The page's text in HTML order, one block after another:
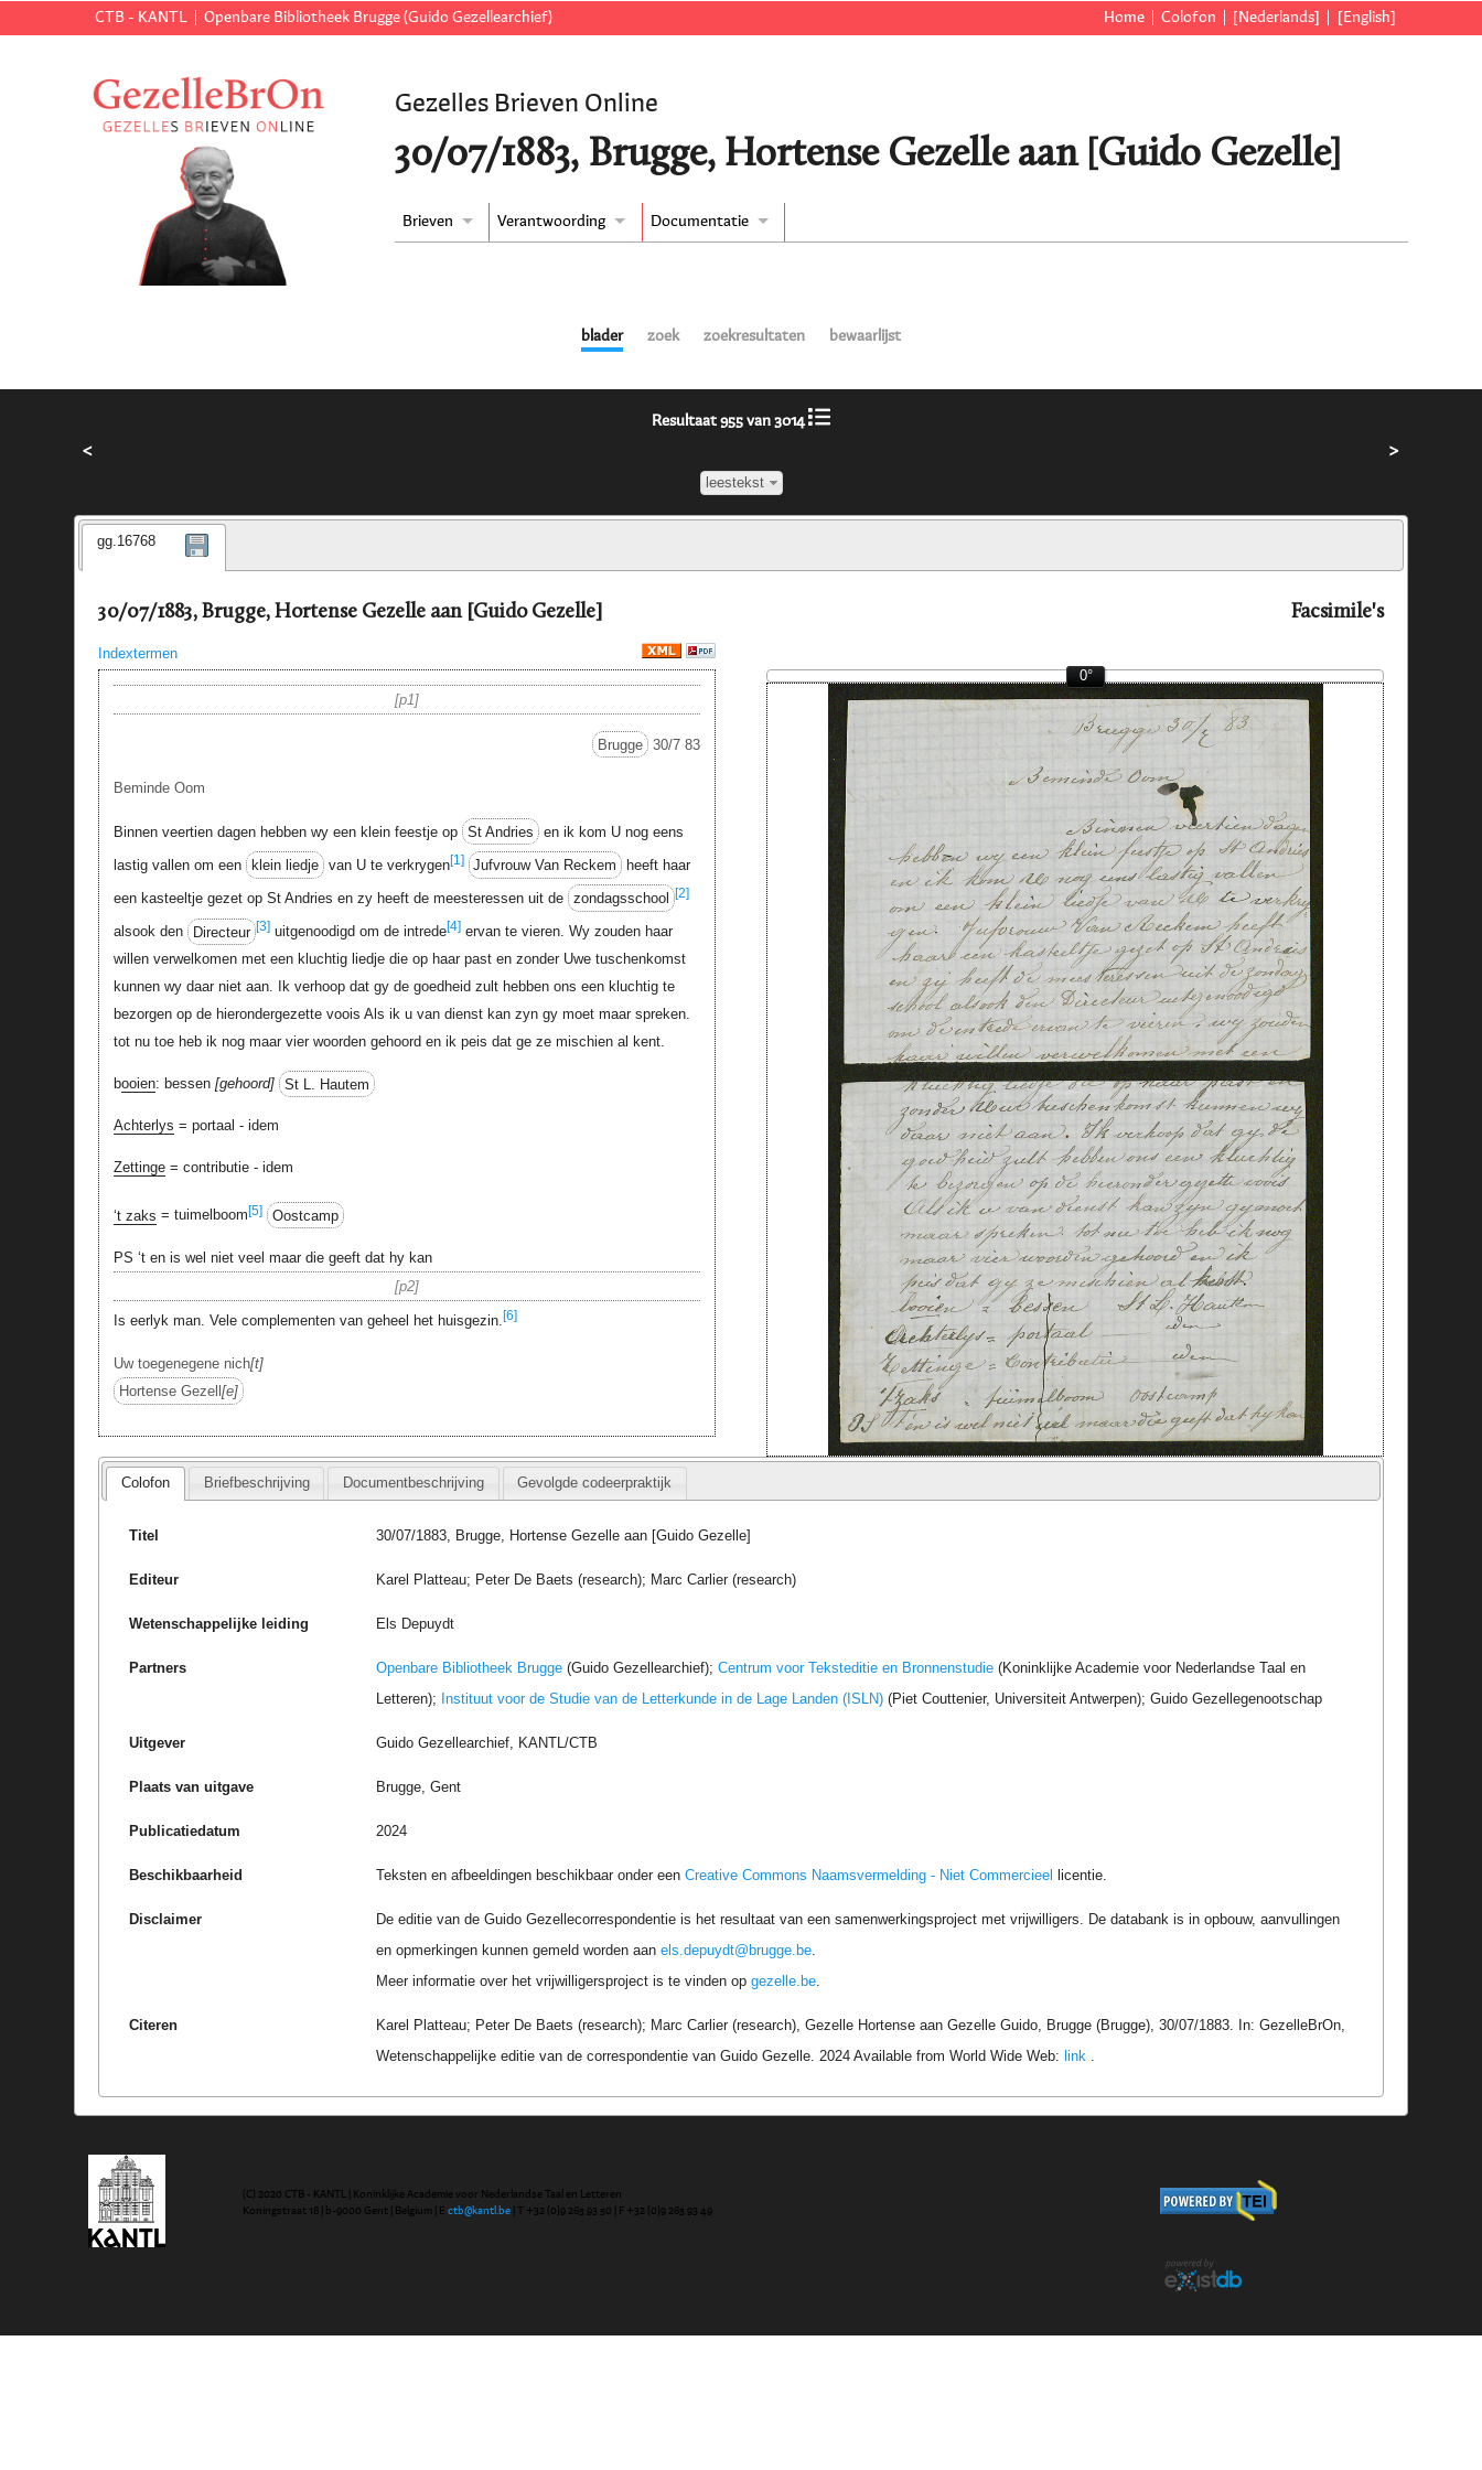
CTB - KANTL Openbare Bibliotheek Brugge (Guido Gezellearchief) Home Colofon [Nederlands] [English]
Gezelles Brieven Online
30/07/1883, Brugge, Hortense Gezelle aan [Guido Gezelle]
Brieven Verantwoording Documentatie
blader zoek zoekresultaten bewaarlijst
<
Resultaat 955 van 3014
leestekst
>
gg.16768
30/07/1883, Brugge, Hortense Gezelle aan [Guido Gezelle]
Indextermen
Facsimile's
p1
Brugge 30/7 83
Beminde Oom
Binnen veertien dagen hebben wy een klein feestje op St Andries en ik kom U nog eens
lastig vallen om een klein liedje van U te verkrygen[1] Jufvrouw Van Reckem heeft haar
een kasteeltje gezet op St Andries en zy heeft de meesteressen uit de zondagsschool [2]
alsook den Directeur [3]uitgenoodigd om de intrede[4]ervan te vieren. Wy zouden haar
willen verwelkomen met een kluchtig liedje die op haar past en zonder Uwe tuschenkomst
kunnen wy daar niet aan. Ik verhoop dat gy de goedheid zult hebben ons een kluchtig te
bezorgen op de hierondergezette voois Als ik u van dienst kan zyn gy moet maar spreken.
tot nu toe heb ik nog maar vier woorden gehoord en ik peis dat ge ze mischien al kent.
booien: bessen gehoord St L. Hautem
Achterlys = portaal - idem
Zettinge= contributie - idem
‘t zaks = tuimelboom[5] Oostcamp
PS ‘t en is wel niet veel maar die geeft dat hy kan
p2
Is eerlyk man. Vele complementen van geheel het huisgezin. [6]
Uw toegenegene nich t
Hortense Gezell
e
0°
Colofon Briefbeschrijving Documentbeschrijving Gevolgde codeerpraktijk
Titel 30/07/1883, Brugge, Hortense Gezelle aan [Guido Gezelle]
Editeur Karel Platteau; Peter De Baets (research); Marc Carlier (research)
Wetenschappelijke leiding Els Depuydt
Partners Openbare Bibliotheek Brugge (Guido Gezellearchief);Centrum voor Teksteditie en Bronnenstudie (Koninklijke Academie voor Nederlandse Taal en
Letteren); Instituut voor de Studie van de Letterkunde in de Lage Landen (ISLN) (Piet Couttenier, Universiteit Antwerpen); Guido Gezellegenootschap
Uitgever Guido Gezellearchief, KANTL/CTB
Plaats van uitgave Brugge, Gent
Publicatiedatum 2024
Beschikbaarheid Teksten en afbeeldingen beschikbaar onder eenCreative Commons Naamsvermelding - Niet Commercieel licentie.
Disclaimer
De editie van de Guido Gezellecorrespondentie is het resultaat van een samenwerkingsproject met vrijwilligers. De databank is in opbouw, aanvullingen
en opmerkingen kunnen gemeld worden aanels.depuydt@brugge.be.
Meer informatie over het vrijwilligersproject is te vinden opgezelle.be.
Citeren
Karel Platteau; Peter De Baets (research); Marc Carlier (research), Gezelle Hortense aan Gezelle Guido, Brugge (Brugge), 30/07/1883. In: GezelleBrOn,
Wetenschappelijke editie van de correspondentie van Guido Gezelle. 2024 Available from World Wide Web: link .
(C) 2020 CTB - KANTL | Koninklijke Academie voor Nederlandse Taal en Letteren
Koningstraat 18 | b-9000 Gent | Belgium | Ectb@kantl.be | T +32 (0)9 265 93 50 | F +32 (0)9 265 93 49